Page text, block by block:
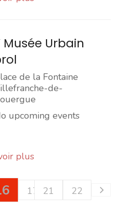
Musée Urbain
de la Fontaine
de-
upcoming events
plus
13 14 15
17 18 19
21 22